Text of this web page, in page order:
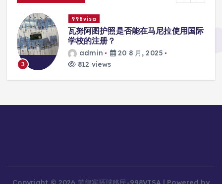
3
998visa
瓦努阿图护照是否能在马尼拉使用国际
学校的注册？
admin
20 8 月, 2025
812 views